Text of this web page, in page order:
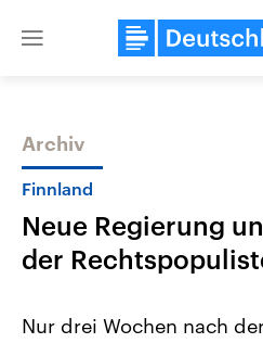
Close
Themen
Archiv
Finnland
Neue Regierung
der
Nur drei Wochen nach